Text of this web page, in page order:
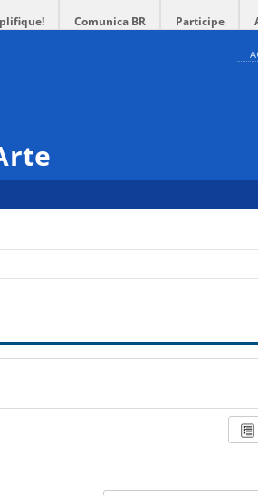
Comunica BR Participe